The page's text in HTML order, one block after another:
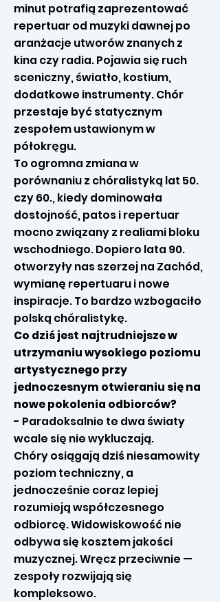
minut potrafią zaprezentować
repertuar od muzyki dawnej po
aranżacje utworów znanych z
kina czy radia. Pojawia się ruch
sceniczny, światło, kostium,
dodatkowe instrumenty. Chór
przestaje być statycznym
zespołem ustawionym w
półokręgu.
To ogromna zmiana w
porównaniu z chóralistyką lat 50.
czy 60., kiedy dominowała
dostojność, patos i repertuar
mocno związany z realiami bloku
wschodniego. Dopiero lata 90.
otworzyły nas szerzej na Zachód,
wymianę repertuaru i nowe
inspiracje. To bardzo wzbogaciło
polską chóralistykę.
Co dziś jest najtrudniejsze w
utrzymaniu wysokiego poziomu
artystycznego przy
jednoczesnym otwieraniu się na
nowe pokolenia odbiorców?
- Paradoksalnie te dwa światy
wcale się nie wykluczają.
Chóry osiągają dziś niesamowity
poziom techniczny, a
jednocześnie coraz lepiej
rozumieją współczesnego
odbiorcę. Widowiskowość nie
odbywa się kosztem jakości
muzycznej. Wręcz przeciwnie —
zespoły rozwijają się
kompleksowo.